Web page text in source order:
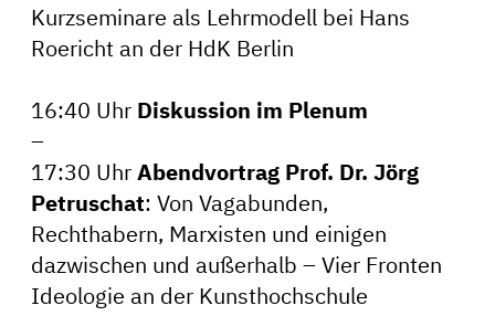
Kurzseminare als Lehrmodell bei Hans
Roericht an der HdK Berlin
16:40 Uhr Diskussion im Plenum
–
17:30 Uhr Abendvortrag Prof. Dr. Jörg
Petruschat: Von Vagabunden,
Rechthabern, Marxisten und einigen
dazwischen und außerhalb – Vier Fronten
Ideologie an der Kunsthochschule